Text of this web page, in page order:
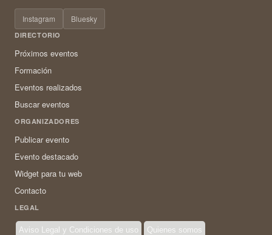
Instagram Bluesky
DIRECTORIO
Próximos eventos
Formación
Eventos realizados
Buscar eventos
ORGANIZADORES
Publicar evento
Evento destacado
Widget para tu web
Contacto
LEGAL
Aviso Legal y Condiciones de uso Quienes somos